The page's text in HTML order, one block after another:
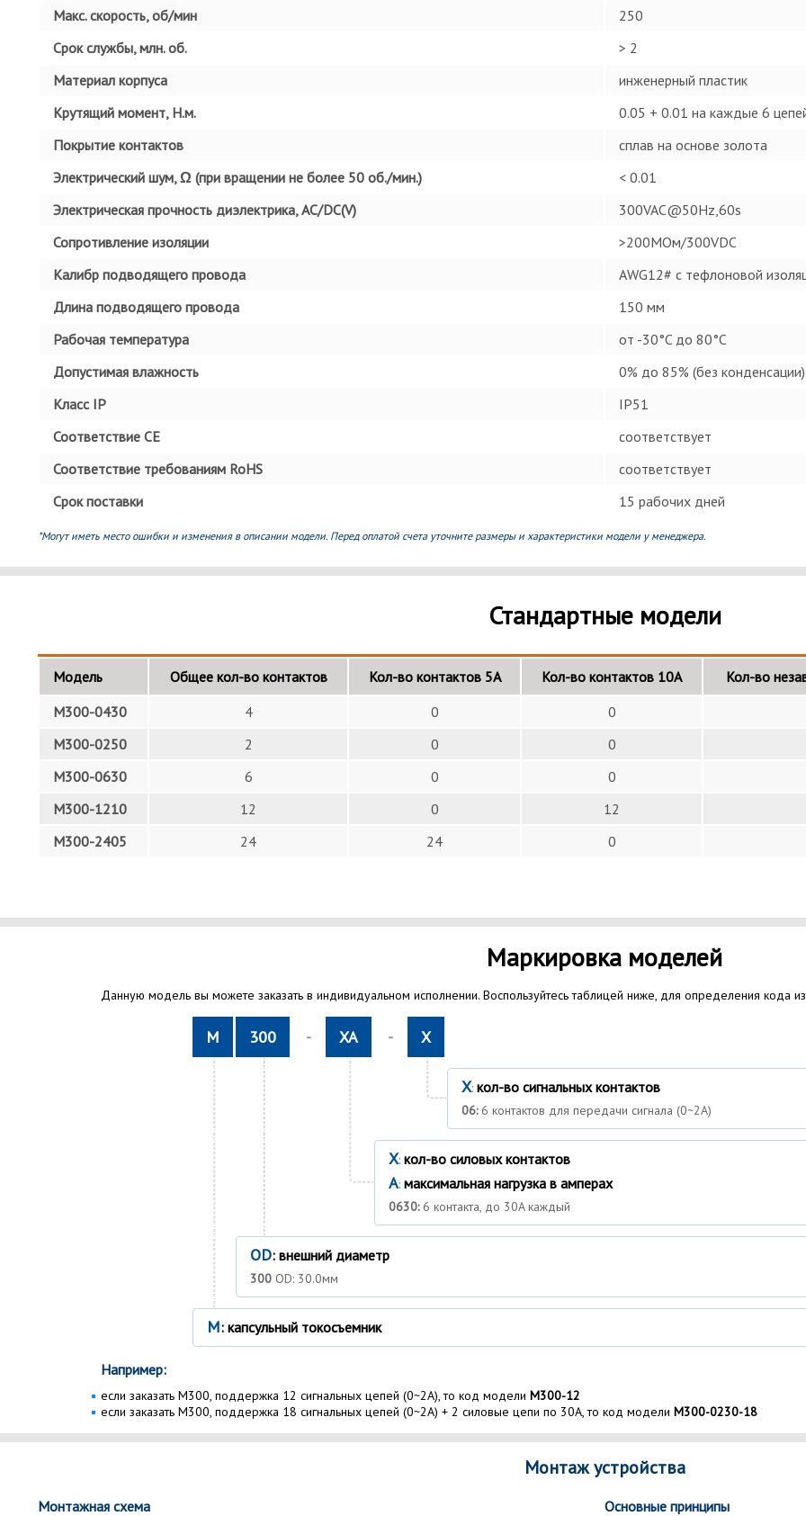
Макс. скорость, об/мин
250
Срок службы, млн. об.
> 2
Материал корпуса
инженерный пластик
Крутящий момент, Н.м.
0.05 + 0.01 на каждые 6
Покрытие контактов
сплав на основе золота
Электрический шум, Ω (при вращении не более 50 об./мин.)
< 0.01
Электрическая прочность диэлектрика, AC/DC(V)
300VAC@50Hz,60s
Сопротивление изоляции
>200MОм/300VDC
Калибр подводящего провода
AWG12# с тефлоновой
Длина подводящего провода
150 мм
Рабочая температура
от -30°C до 80°C
Допустимая влажность
0% до 85% (без конденсации)
Класс IP
IP51
Соответствие СЕ
соответствует
Соответствие требованиям RoHS
соответствует
Срок поставки
15 рабочих дней
*Могут иметь место ошибки и изменения в описании модели. Перед оплатой счета уточните размеры и характеристики модели у менеджера.
Стандартные модели
Модель Общее кол-во контактов Кол-во контактов 5А Кол-во контактов 10А
Кол-во
M300-0430
4 0
0
M300-0250
2 0
0
M300-0630
6 0
0
M300-1210
12 0
12
M300-2405
24 24 0
Маркировка моделей
Данную модель вы можете заказать в индивидуальном исполнении. Воспользуйтесь таблицей ниже, для определения кода
M 300 - XA - X
X: кол-во сигнальных контактов
06:6 контактов для передачи сигнала (0~2A)
X: кол-во силовых контактов
A: максимальная нагрузка в амперах
0630:6 контакта, до 30A каждый
OD: внешний диаметр
300 OD: 30.0мм
M: капсульный токосъемник
Например:
если заказать M300, поддержка 12 сигнальных цепей (0~2A), то код модели M300-12
если заказать M300, поддержка 18 сигнальных цепей (0~2A) + 2 силовые цепи по 30A, то код модели M300-0230-18
Монтаж устройства
Монтажная схема Основные принципы